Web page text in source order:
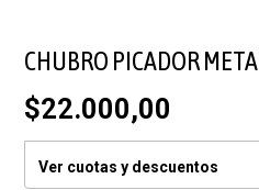
CHUBRO PICADOR
$22.000,00
Ver cuotas y descuentos